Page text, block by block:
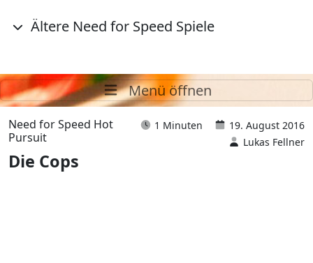
Ältere Need for Speed Spiele
Menü öffnen
Need for Speed Hot
Pursuit
1 Minuten
19. August 2016
Lukas Fellner
Die Cops